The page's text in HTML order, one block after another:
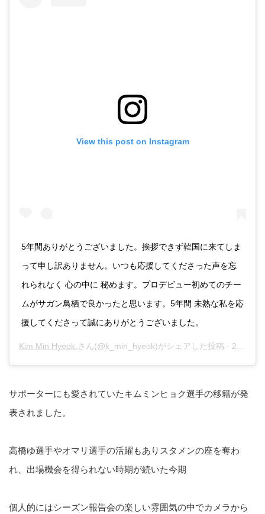
View this post on Instagram
5年間ありがとうございました。挨拶できず韓国に来てしま
って申し訳ありません。いつも応援してくださった声を忘
れられなく 心の中に 秘めます。プロデビュー初めてのチー
ムがサガン鳥栖で良かったと思います。5年間 未熟な私を応
援してくださって誠にありがとうございました。
Kim Min Hyeok.さん(@k_min_hyeok)がシェアした投稿 - 2019年 1月月4日午後8時42分PST
サポーターにも愛されていたキムミンヒョク選手の移籍が発
表されました。
高橋ゆ選手やオマリ選手の活躍もありスタメンの座を奪わ
れ、出場機会を得られない時期が続いた今期
個人的にはシーズン報告会の楽しい雰囲気の中でカメラから